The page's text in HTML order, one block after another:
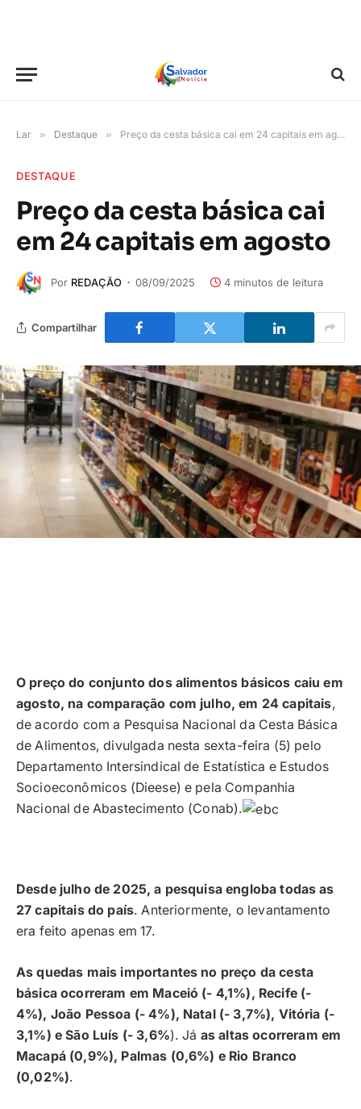
Lar » Destaque » Preço da cesta básica cai em 24 capitais em agosto
DESTAQUE
Preço da cesta básica cai
em 24 capitais em agosto
Por REDAÇÃO 08/09/2025 4 minutos de leitura
Compartilhar
O preço do conjunto dos alimentos básicos caiu em
agosto, na comparação com julho, em 24 capitais,
de acordo com a Pesquisa Nacional da Cesta Básica
de Alimentos, divulgada nesta sexta-feira (5) pelo
Departamento Intersindical de Estatística e Estudos
Socioeconômicos (Dieese) e pela Companhia
Nacional de Abastecimento (Conab).
Desde julho de 2025, a pesquisa engloba todas as
27 capitais do país. Anteriormente, o levantamento
era feito apenas em 17.
As quedas mais importantes no preço da cesta
básica ocorreram em Maceió (- 4,1%), Recife (-
4%), João Pessoa (- 4%), Natal (- 3,7%), Vitória (-
3,1%) e São Luís (- 3,6%). Já as altas ocorreram em
Macapá (0,9%), Palmas (0,6%) e Rio Branco
(0,02%).